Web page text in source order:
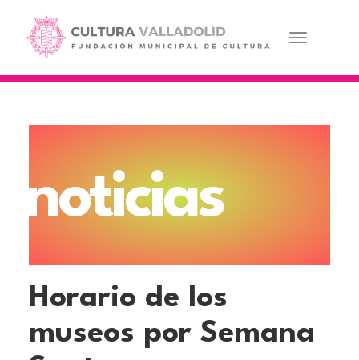
contenido
principal
Toggle
noticias
Horario de los
museos por Semana